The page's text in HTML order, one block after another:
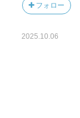
里見の七夕崩
海を眺めて未
フォロー
2025.10.06